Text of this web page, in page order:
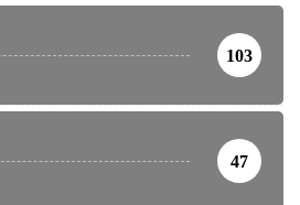
103
47